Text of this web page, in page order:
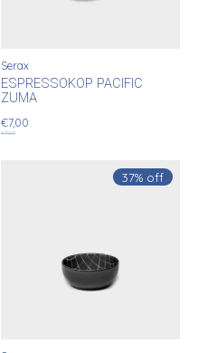
Serax
ESPRESSOKOP PACIFIC
ZUMA
€7,00
€11,50
37% off